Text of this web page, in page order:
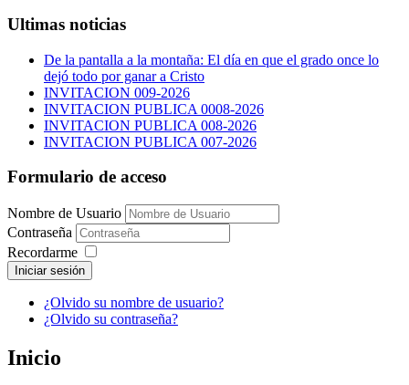
Ultimas noticias
De la pantalla a la montaña: El día en que el grado once lo
dejó todo por ganar a Cristo
INVITACION 009-2026
INVITACION PUBLICA 0008-2026
INVITACION PUBLICA 008-2026
INVITACION PUBLICA 007-2026
Formulario de acceso
Nombre de Usuario
Contraseña
Recordarme
Iniciar sesión
¿Olvido su nombre de usuario?
¿Olvido su contraseña?
Inicio